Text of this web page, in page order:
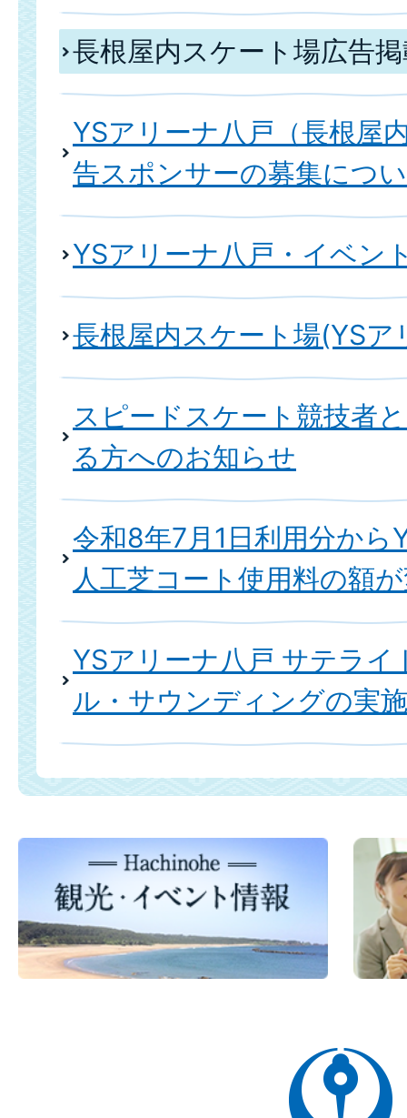
長根屋内スケート場広告
YSアリーナ八戸（長根屋
告スポンサーの募集につ
YSアリーナ八戸・イベン
長根屋内スケート場(YSア
スピードスケート競技者
る方へのお知らせ
令和8年7月1日利用分から
人工芝コート使用料の額
YSアリーナ八戸 サテライ
ル・サウンディングの実
八
戸